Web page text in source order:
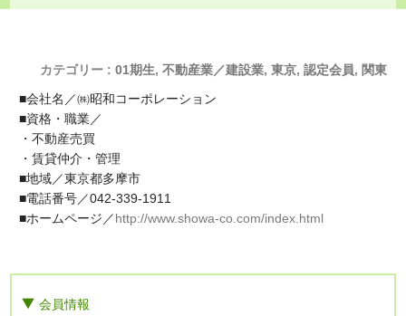
カテゴリー : 01期生, 不動産業／建設業, 東京, 認定会員, 関東
■会社名／㈱昭和コーポレーション
■資格・職業／
・不動産売買
・賃貸仲介・管理
■地域／東京都多摩市
■電話番号／042-339-1911
■ホームページ／http://www.showa-co.com/index.html
会員情報